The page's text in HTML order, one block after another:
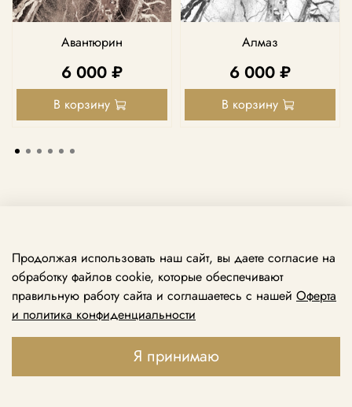
Авантюрин
6 000 ₽
В корзину
Алмаз
6 000 ₽
В корзину
Принимаем звонки ежедневно с 10:00 до 21:00
+7 969 138 74 79
+7 495 888 49 79
Продолжая использовать наш сайт, вы даете согласие на
обработку файлов cookie, которые обеспечивают
правильную работу сайта и соглашаетесь с нашей Оферта
и политика конфиденциальности
Я принимаю